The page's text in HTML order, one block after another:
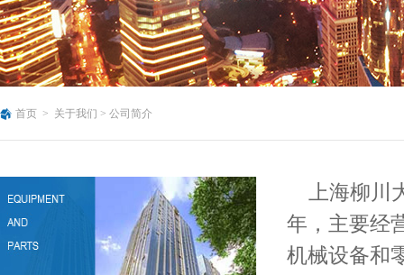
首页 > 关于我们 > 公司简介
上海柳川
年，主要经
机械设备和